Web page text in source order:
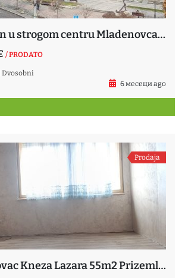
Dvosoban stan u strogom centru Mladenovca 62m2 PRODATO
/ PRODATO
Dvosobni
6 месеци ago
Prodaja
Stan Mladenovac Kneza Lazara 55m2 Prizemlje